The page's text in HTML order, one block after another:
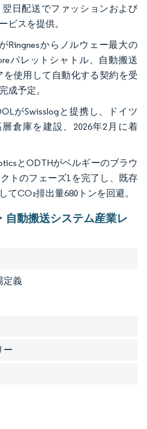
日配送でファッションおよび
ビスを提供。
Ringnesからノルウェー最大の
パレットシャトル、自動搬送
を使用して自動化する契約を受
成予定。
がSwisslogと提携し、ドイツ
倉庫を建設、2026年2月に着
とODTHがベルギーのブラウ
トのフェーズ1を完了し、既存
てCO₂排出量680トンを回避。
自動搬送システム産業レ
定義
ー